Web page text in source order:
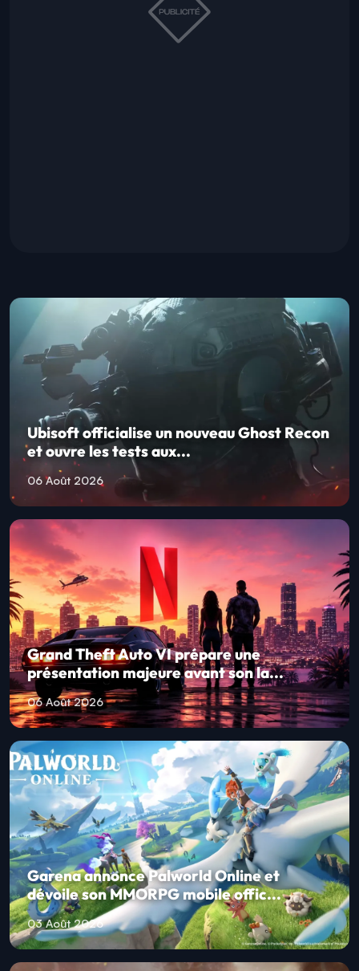
Ubisoft officialise un nouveau Ghost Recon
et ouvre les tests aux...
06 Août 2026
Grand Theft Auto VI prépare une
présentation majeure avant son la...
06 Août 2026
Garena annonce Palworld Online et
dévoile son MMORPG mobile offic...
03 Août 2026